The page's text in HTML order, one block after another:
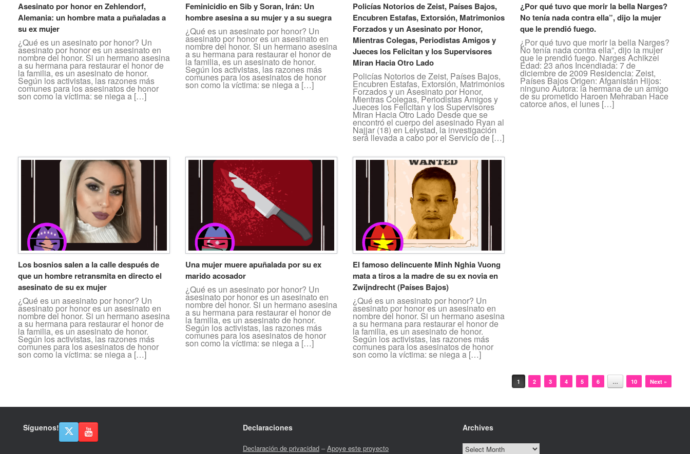
Asesinato por honor en Zehlendorf,
Alemania: un hombre mata a puñaladas a
su ex mujer
¿Qué es un asesinato por honor? Un
asesinato por honor es un asesinato en
nombre del honor. Si un hermano asesina
a su hermana para restaurar el honor de
la familia, es un asesinato de honor.
Según los activistas, las razones más
comunes para los asesinatos de honor
son como la víctima: se niega a […]
Feminicidio en Sib y Soran, Irán: Un
hombre asesina a su mujer y a su suegra
¿Qué es un asesinato por honor? Un
asesinato por honor es un asesinato en
nombre del honor. Si un hermano asesina
a su hermana para restaurar el honor de
la familia, es un asesinato de honor.
Según los activistas, las razones más
comunes para los asesinatos de honor
son como la víctima: se niega a […]
Policías Notorios de Zeist, Países Bajos,
Encubren Estafas, Extorsión, Matrimonios
Forzados y un Asesinato por Honor,
Mientras Colegas, Periodistas Amigos y
Jueces los Felicitan y los Supervisores
Miran Hacia Otro Lado
Policías Notorios de Zeist, Países Bajos,
Encubren Estafas, Extorsión, Matrimonios
Forzados y un Asesinato por Honor,
Mientras Colegas, Periodistas Amigos y
Jueces los Felicitan y los Supervisores
Miran Hacia Otro Lado Desde que se
encontró el cuerpo del asesinado Ryan al
Najjar (18) en Lelystad, la investigación
será llevada a cabo por el Servicio de […]
¿Por qué tuvo que morir la bella Narges?
No tenía nada contra ella”, dijo la mujer
que le prendió fuego.
¿Por qué tuvo que morir la bella Narges?
No tenía nada contra ella”, dijo la mujer
que le prendió fuego. Narges Achikzei
Edad: 23 años Incendiada: 7 de
diciembre de 2009 Residencia: Zeist,
Países Bajos Origen: Afganistán Hijos:
ninguno Autora: la hermana de un amigo
de su prometido Haroen Mehraban Hace
catorce años, el lunes […]
Los bosnios salen a la calle después de
que un hombre retransmita en directo el
asesinato de su ex mujer
¿Qué es un asesinato por honor? Un
asesinato por honor es un asesinato en
nombre del honor. Si un hermano asesina
a su hermana para restaurar el honor de
la familia, es un asesinato de honor.
Según los activistas, las razones más
comunes para los asesinatos de honor
son como la víctima: se niega a […]
Una mujer muere apuñalada por su ex
marido acosador
¿Qué es un asesinato por honor? Un
asesinato por honor es un asesinato en
nombre del honor. Si un hermano asesina
a su hermana para restaurar el honor de
la familia, es un asesinato de honor.
Según los activistas, las razones más
comunes para los asesinatos de honor
son como la víctima: se niega a […]
El famoso delincuente Minh Nghia Vuong
mata a tiros a la madre de su ex novia en
Zwijndrecht (Países Bajos)
¿Qué es un asesinato por honor? Un
asesinato por honor es un asesinato en
nombre del honor. Si un hermano asesina
a su hermana para restaurar el honor de
la familia, es un asesinato de honor.
Según los activistas, las razones más
comunes para los asesinatos de honor
son como la víctima: se niega a […]
1 2 3 4 5 6 … 10 Next »
Síguenos! Declaraciones
Declaración de privacidad–Apoye este proyecto
Archives
Archives